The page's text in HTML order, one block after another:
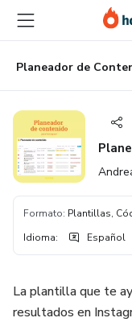
principal
página
de
página
Formato: Plantillas,
Idioma: Español
La plantilla que te
resultados en